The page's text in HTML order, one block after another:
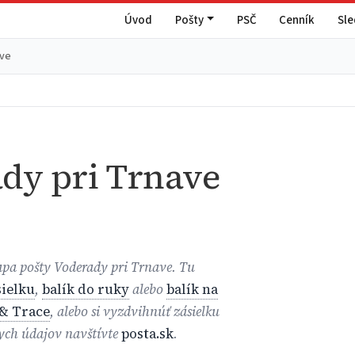
Úvod Pošty PSČ Cenník
pri Trnave
pošty Voderady pri Trnave. Tu
,balík do rukyalebobalík na
Trace, alebo si vyzdvihnúť zásielku
údajov navštívteposta.sk.